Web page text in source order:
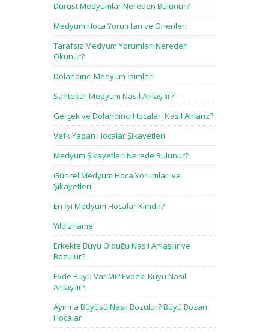
Dürüst Medyumlar Nereden Bulunur?
Medyum Hoca Yorumları ve Önerileri
Tarafsız Medyum Yorumları Nereden
Okunur?
Dolandırıcı Medyum İsimleri
Sahtekar Medyum Nasıl Anlaşılır?
Gerçek ve Dolandırıcı Hocaları Nasıl Anlarız?
Vefk Yapan Hocalar Şikayetleri
Medyum Şikayetleri Nerede Bulunur?
Güncel Medyum Hoca Yorumları ve
Şikayetleri
En İyi Medyum Hocalar Kimdir?
Yıldızname
Erkekte Büyü Olduğu Nasıl Anlaşılır ve
Bozulur?
Evde Büyü Var Mı? Evdeki Büyü Nasıl
Anlaşılır?
Ayırma Büyüsü Nasıl Bozulur? Büyü Bozan
Hocalar